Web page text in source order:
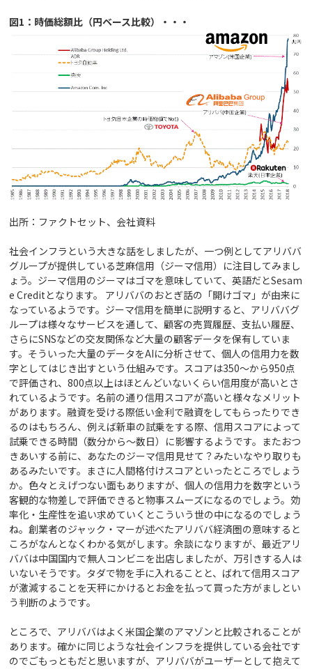
図1：時価総額比（円ベース比較）・・・
出所：ファクトセット、会社資料
社会インフラという大きな話をしましたが、一つ例としてアリババ
グループが提供している芝麻信用（ジーマ信用）に注目してみまし
ょう。ジーマ信用のジーマはゴマを意味していて、英語だとSesam
e Creditとなります。 アリババのおとぎ話の「開けゴマ」が由来に
なっているようです。ジーマ信用を簡単に説明すると、アリババグ
ループは様々なサービスを通して、顧客の売買履歴、支払い履歴、
さらにSNSなどの交友関係など大量の顧客データを保有していま
す。そういった大量のデータをAIに分析させて、個人の信用力を数
字としてはじき出すという仕組みです。スコアは350～から950点
で評価され、800点以上はほとんどいないくらい信用度が高いとさ
れているようです。名前の通り信用スコアが高いと様々なメリット
があります。融資を受ける際低い金利で融資をしてもらったりでき
るのはもちろん、例えば新車の試乗をする際、信用スコアによって
試乗できる時間（数分から～数日）に影響するようです。またおつ
きあいする前に、あなたのジーマ信用見せて？みたいなやり取りも
あるみたいです。まさに人間格付けスコアといったところでしょう
か。色々とえげつない面もありますが、個人の信用力を数字という
客観的な物差しで評価できると物事スムーズになるのでしょう。効
率化・生産性を追い求めていくとこういう世の中になるのでしょう
ね。創業者のジャック・マーが述べたアリババ経済圏の意味すると
ころがなんとなくわかる気がします。余談になりますが、最近アリ
ババは中国国内で無人コンビニを出店しましたが、万引きする人は
いないそうです。タダで物を手に入れることと、ばれて信用スコア
が激減することを天秤にかけるとお金を払って買った方がましとい
う判断のようです。
ところで、アリババはよく米国企業のアマゾンと比較されることが
あります。確かに同じような社会インフラを提供している会社です
のでごもっともだと思いますが、アリババがユーザーとして抱えて